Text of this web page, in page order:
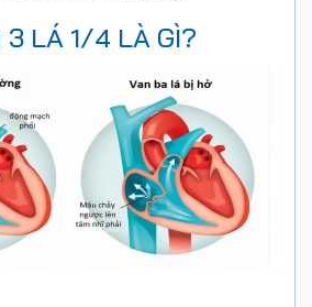
3 LÁ 1/4 LÀ GÌ?